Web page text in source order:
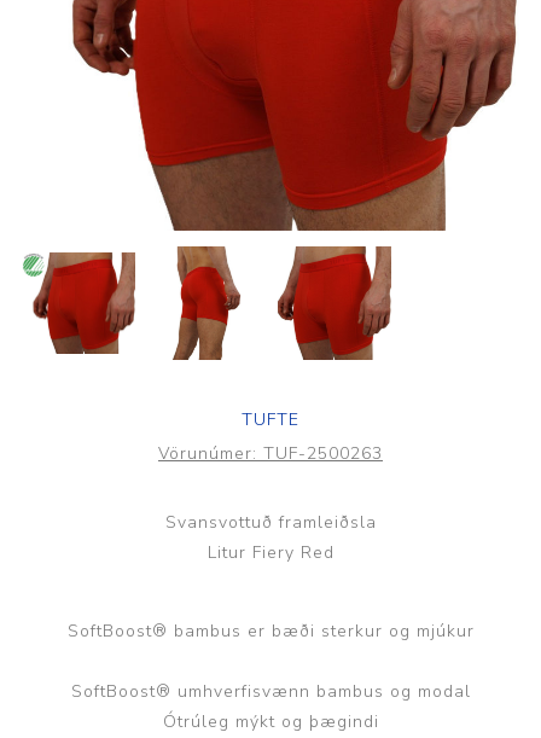
TUFTE
Vörunúmer: TUF-2500263
Svansvottuð framleiðsla
Litur Fiery Red
SoftBoost® bambus er bæði sterkur og mjúkur
SoftBoost® umhverfisvænn bambus og modal
Ótrúleg mýkt og þægindi